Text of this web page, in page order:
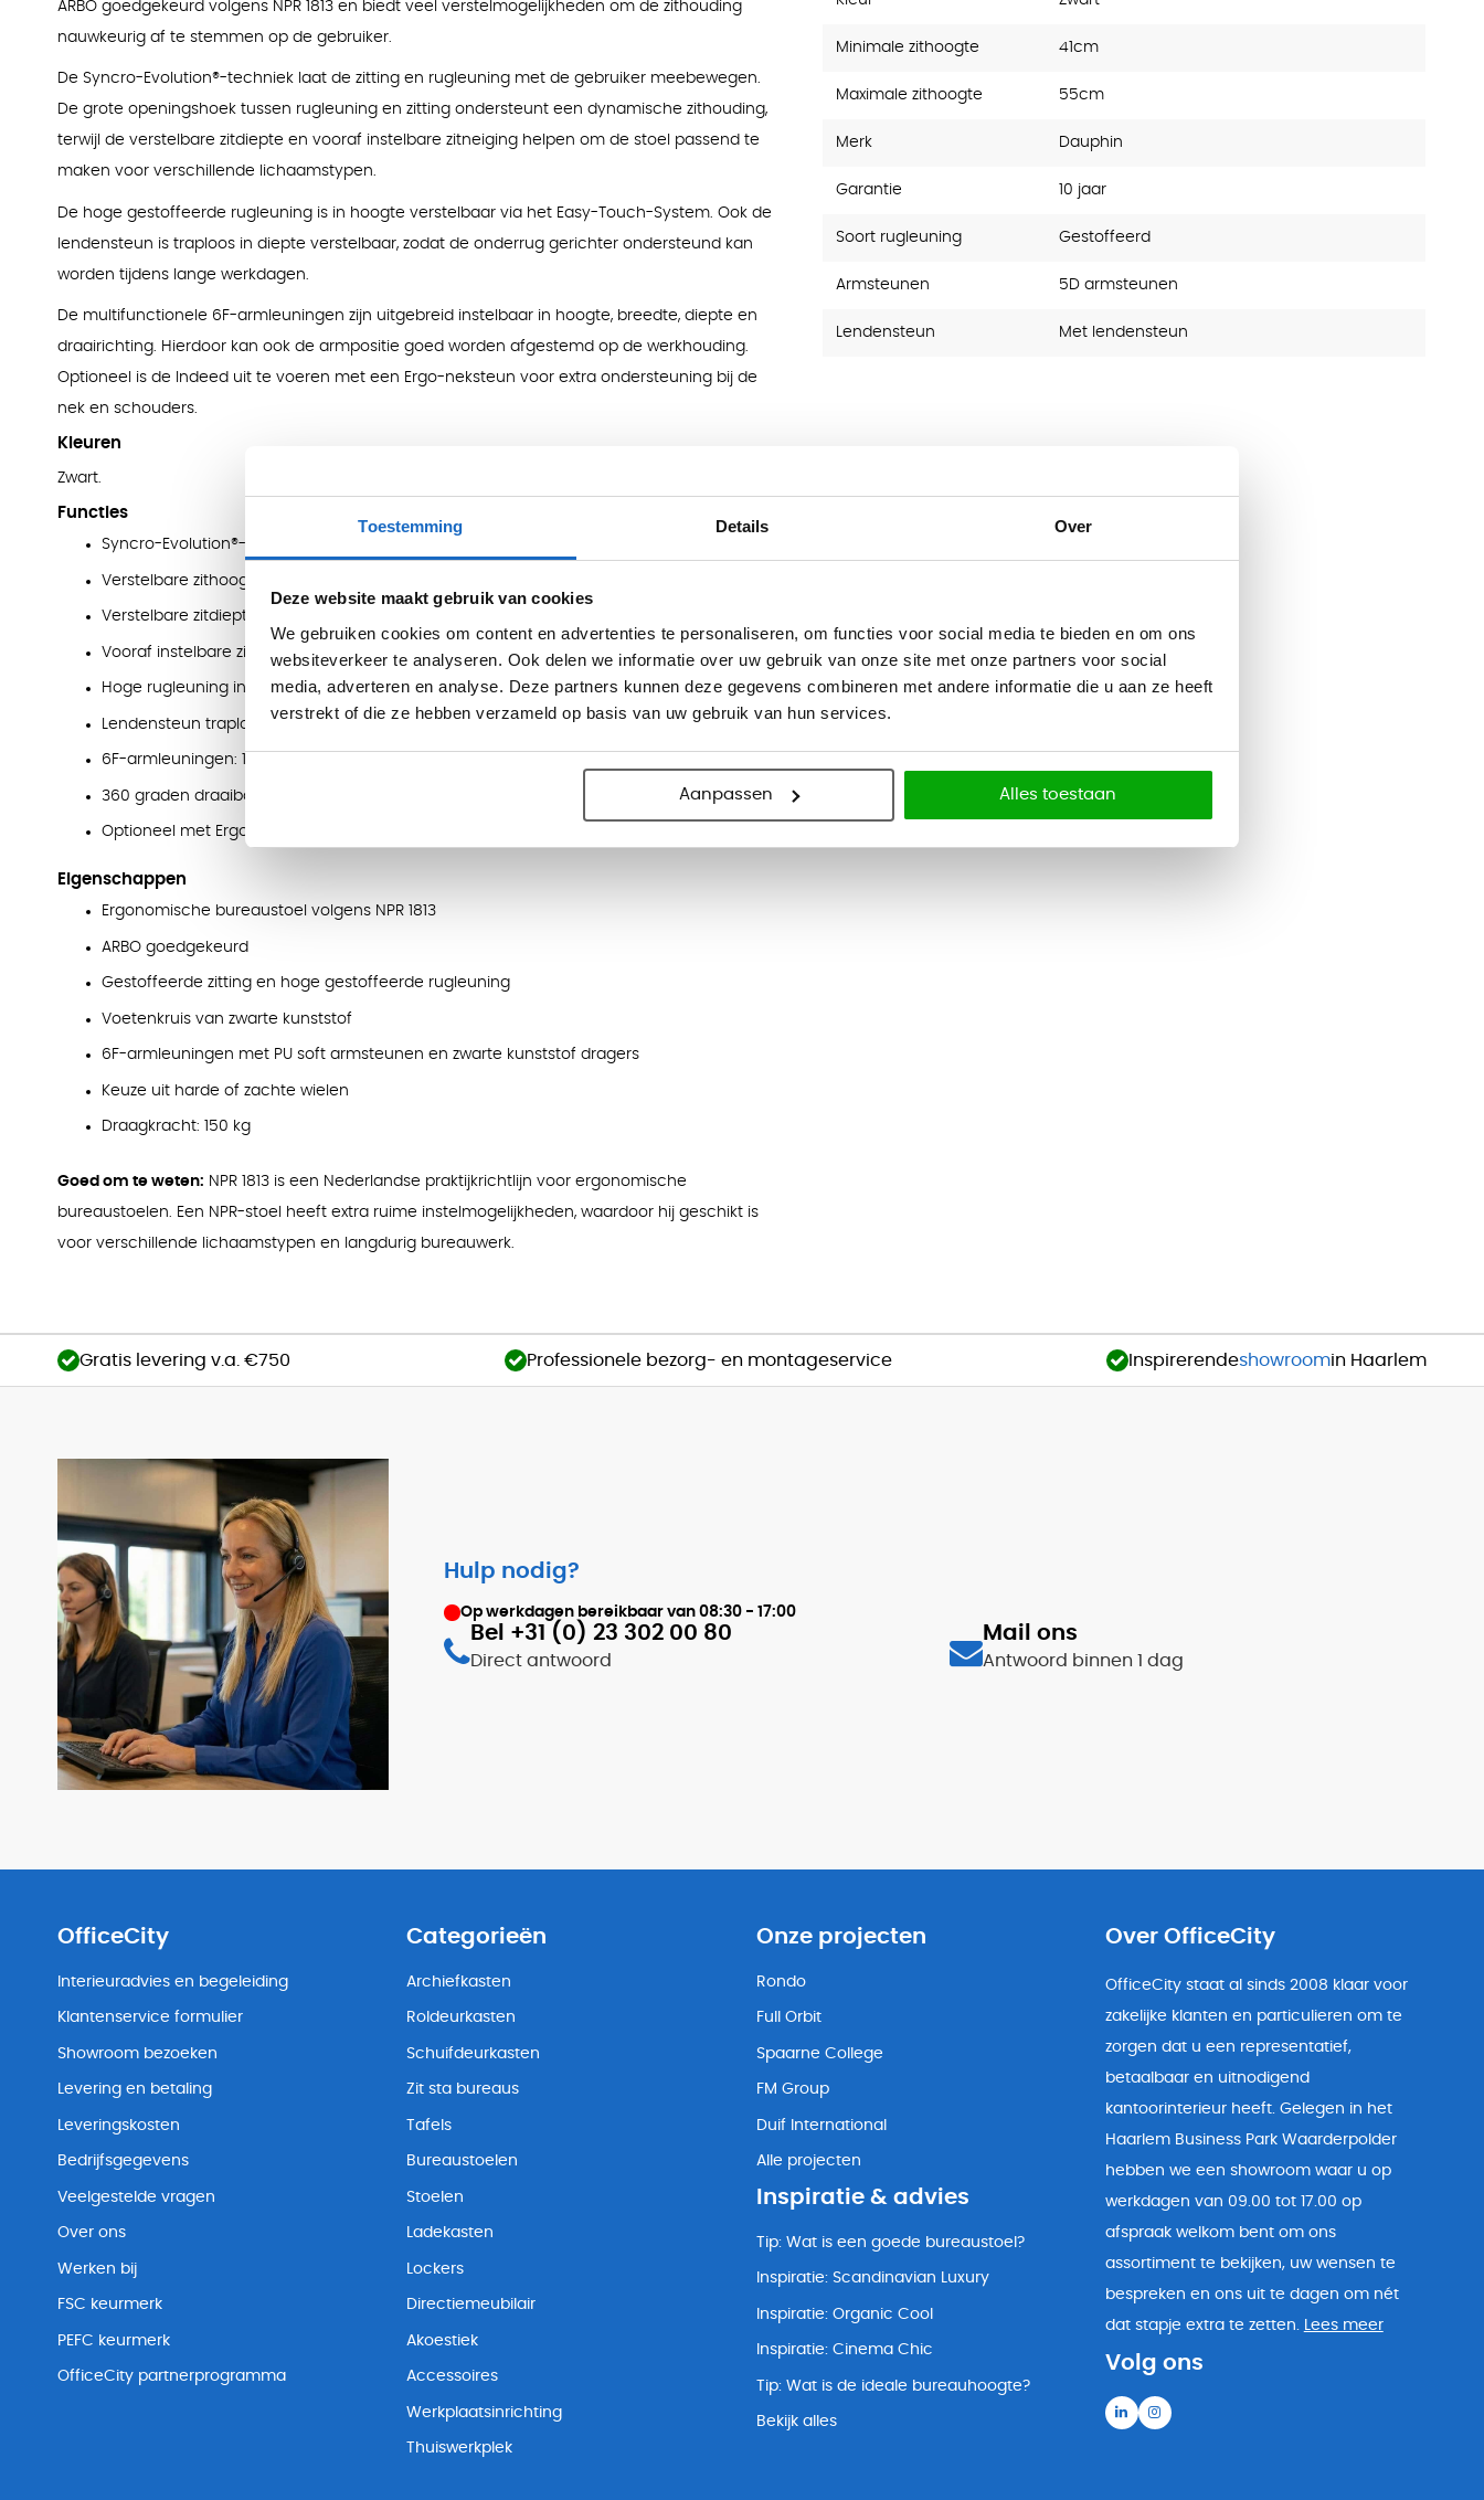
Toestemming Details Over
Deze website maakt gebruik van cookies
We gebruiken cookies om content en advertenties te personaliseren, om functies voor social media te bieden en om ons
websiteverkeer te analyseren. Ook delen we informatie over uw gebruik van onze site met onze partners voor social
media, adverteren en analyse. Deze partners kunnen deze gegevens combineren met andere informatie die u aan ze heeft
verstrekt of die ze hebben verzameld op basis van uw gebruik van hun services.
Aanpassen Alles toestaan
ARBO goedgekeurd volgens NPR 1813 en biedt veel verstelmogelijkheden om de zithouding
nauwkeurig af te stemmen op de gebruiker.
De Syncro-Evolution®-techniek laat de zitting en rugleuning met de gebruiker meebewegen.
De grote openingshoek tussen rugleuning en zitting ondersteunt een dynamische zithouding,
terwijl de verstelbare zitdiepte en vooraf instelbare zitneiging helpen om de stoel passend te
maken voor verschillende lichaamstypen.
De hoge gestoffeerde rugleuning is in hoogte verstelbaar via het Easy-Touch-System. Ook de
lendensteun is traploos in diepte verstelbaar, zodat de onderrug gerichter ondersteund kan
worden tijdens lange werkdagen.
De multifunctionele 6F-armleuningen zijn uitgebreid instelbaar in hoogte, breedte, diepte en
draairichting. Hierdoor kan ook de armpositie goed worden afgestemd op de werkhouding.
Optioneel is de Indeed uit te voeren met een Ergo-neksteun voor extra ondersteuning bij de
nek en schouders.
Kleuren
Zwart.
Functies
Syncro-Evolution®-techniek met grote openingshoek tussen rugleuning en zitting
Verstelbare zithoogte van 41 - 55 cm
Verstelbare zitdiepte van 10 cm
Vooraf instelbare zitneiging
Hoge rugleuning in hoogte verstelbaar van 61 - 68 cm met Easy-Touch-System
Lendensteun traploos in diepte verstelbaar met 2,5 cm
6F-armleuningen: 10 cm in hoogte, 15 cm in breedte en 4 cm in diepte verstelbaar
360 graden draaibare PU-armleggers
Optioneel met Ergo-neksteun: 7 cm in hoogte verstelbaar en 40 graden kantelbaar
Eigenschappen
Ergonomische bureaustoel volgens NPR 1813
ARBO goedgekeurd
Gestoffeerde zitting en hoge gestoffeerde rugleuning
Voetenkruis van zwarte kunststof
6F-armleuningen met PU soft armsteunen en zwarte kunststof dragers
Keuze uit harde of zachte wielen
Draagkracht: 150 kg
Goed om te weten: NPR 1813 is een Nederlandse praktijkrichtlijn voor ergonomische
bureaustoelen. Een NPR-stoel heeft extra ruime instelmogelijkheden, waardoor hij geschikt is
voor verschillende lichaamstypen en langdurig bureauwerk.
Minimale zithoogte 41cm
Maximale zithoogte 55cm
Merk Dauphin
Garantie 10 jaar
Soort rugleuning Gestoffeerd
Armsteunen 5D armsteunen
Lendensteun Met lendensteun
Gratis levering v.a. €750 Professionele bezorg- en montageservice Inspirerendeshowroomin Haarlem
Hulp nodig?
Op werkdagen bereikbaar van 08:30 - 17:00
Bel +31 (0) 23 302 00 80
Direct antwoord
Mail ons
Antwoord binnen 1 dag
OfficeCity
Interieuradvies en begeleiding
Klantenservice formulier
Showroom bezoeken
Levering en betaling
Leveringskosten
Bedrijfsgegevens
Veelgestelde vragen
Over ons
Werken bij
FSC keurmerk
PEFC keurmerk
OfficeCity partnerprogramma
Categorieën
Archiefkasten
Roldeurkasten
Schuifdeurkasten
Zit sta bureaus
Tafels
Bureaustoelen
Stoelen
Ladekasten
Lockers
Directiemeubilair
Akoestiek
Accessoires
Werkplaatsinrichting
Thuiswerkplek
Onze projecten
Rondo
Full Orbit
Spaarne College
FM Group
Duif International
Alle projecten
Inspiratie & advies
Tip: Wat is een goede bureaustoel?
Inspiratie: Scandinavian Luxury
Inspiratie: Organic Cool
Inspiratie: Cinema Chic
Tip: Wat is de ideale bureauhoogte?
Bekijk alles
Over OfficeCity
OfficeCity staat al sinds 2008 klaar voor
zakelijke klanten en particulieren om te
zorgen dat u een representatief,
betaalbaar en uitnodigend
kantoorinterieur heeft. Gelegen in het
Haarlem Business Park Waarderpolder
hebben we een showroom waar u op
werkdagen van 09.00 tot 17.00 op
afspraak welkom bent om ons
assortiment te bekijken, uw wensen te
bespreken en ons uit te dagen om nét
dat stapje extra te zetten.
Lees meer
Volg ons